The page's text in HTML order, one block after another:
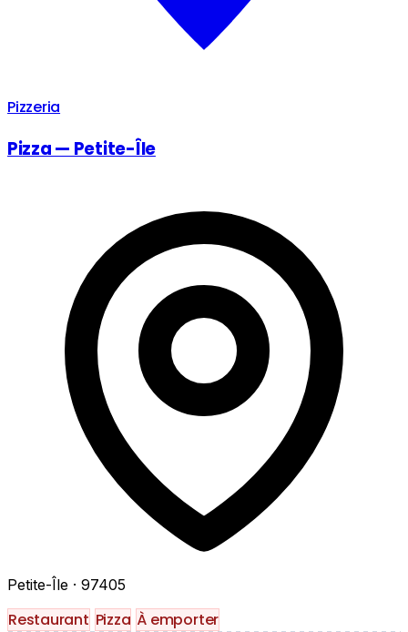
Pizzeria
Pizza — Petite-Île
Petite-Île · 97405
Restaurant Pizza À emporter